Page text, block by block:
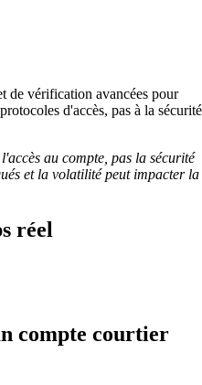
de vérification avancées pour
d'accès, pas à la sécurité
au compte, pas la sécurité
et la volatilité peut impacter la
réel
compte courtier